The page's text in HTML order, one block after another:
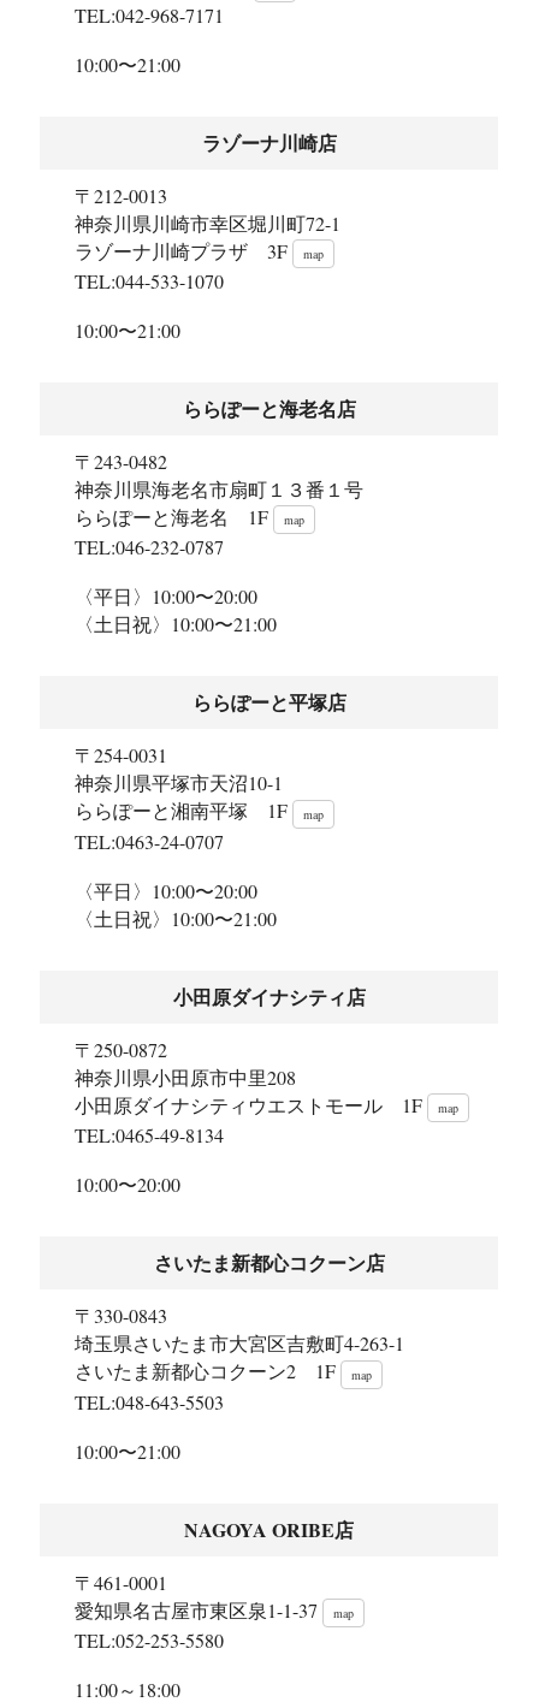
TEL:042-968-7171
10:00〜21:00
ラゾーナ川崎店
〒212-0013
神奈川県川崎市幸区堀川町72-1
ラゾーナ川崎プラザ 3F
map
TEL:044-533-1070
10:00〜21:00
ららぽーと海老名店
〒243-0482
神奈川県海老名市扇町１３番１号
ららぽーと海老名 1F
map
TEL:046-232-0787
〈平日〉10:00〜20:00
〈土日祝〉10:00〜21:00
ららぽーと平塚店
〒254-0031
神奈川県平塚市天沼10-1
ららぽーと湘南平塚 1F
map
TEL:0463-24-0707
〈平日〉10:00〜20:00
〈土日祝〉10:00〜21:00
小田原ダイナシティ店
〒250-0872
神奈川県小田原市中里208
小田原ダイナシティウエストモール 1F
map
TEL:0465-49-8134
10:00〜20:00
さいたま新都心コクーン店
〒330-0843
埼玉県さいたま市大宮区吉敷町4-263-1
さいたま新都心コクーン2 1F
map
TEL:048-643-5503
10:00〜21:00
NAGOYA ORIBE店
〒461-0001
愛知県名古屋市東区泉1-1-37
map
TEL:052-253-5580
11:00～18:00